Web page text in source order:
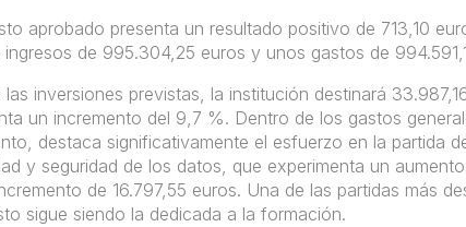
aprobado presenta un resultado positivo de 713,10
ingresos de 995.304,25 euros y unos gastos de
las inversiones previstas, la institución destinará
un incremento del 9,7 %. Dentro de los gastos
destaca significativamente el esfuerzo en la partida
y seguridad de los datos, que experimenta un
de 16.797,55 euros. Una de las partidas más
sigue siendo la dedicada a la formación.